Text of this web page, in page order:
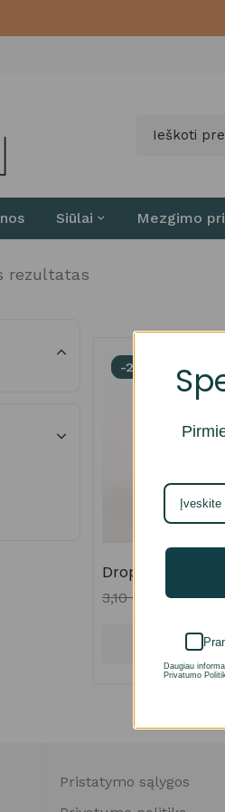
Siūlai Mezgimo
rezultatas
-26%
Drops Brushed
3,10€ 2,29€
Pasirinkti
Pristatymo sąlygos
Daugiau
Privatumo